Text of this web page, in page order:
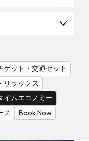
ケット・交通セット
リラックス
イムエコノミー
ス Book Now